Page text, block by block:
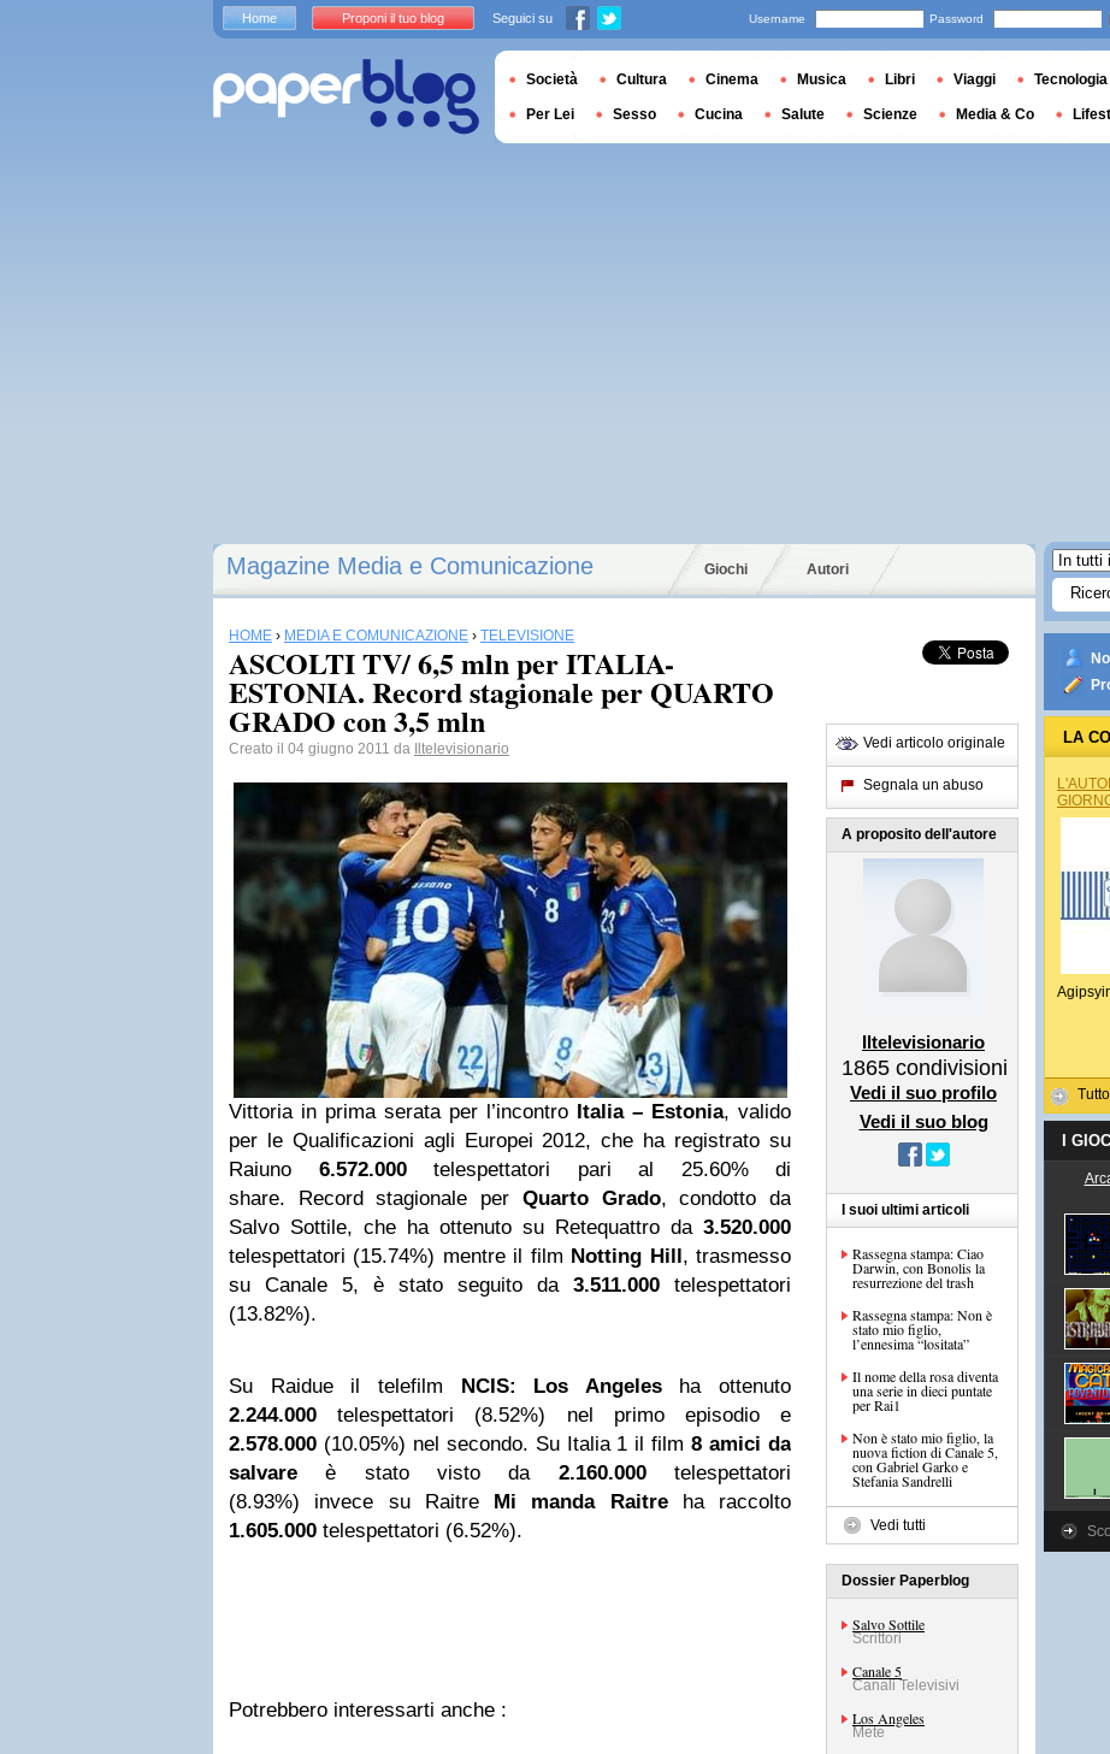
Magazine Media e Comunicazione Giochi Autori
HOME › MEDIA E COMUNICAZIONE › TELEVISIONE
ASCOLTI TV/ 6,5 mln per ITALIA-
ESTONIA. Record stagionale per QUARTO
GRADO con 3,5 mln
Creato il 04 giugno 2011 da Iltelevisionario
Vittoria in prima serata per l’incontro Italia – Estonia, valido
per le Qualificazioni agli Europei 2012, che ha registrato su
Raiuno 6.572.000telespettatori pari al 25.60% di
share. Record stagionale per Quarto Grado, condotto da
Salvo Sottile, che ha ottenuto su Retequattro da 3.520.000
telespettatori (15.74%) mentre il film Notting Hill, trasmesso
su Canale 5, è stato seguito da 3.511.000 telespettatori
(13.82%).
Su Raidue il telefilm NCIS: Los Angelesha ottenuto
2.244.000 telespettatori (8.52%) nel primo episodio e
2.578.000 (10.05%) nel secondo. Su Italia 1 il film 8amici da
salvare è stato visto da 2.160.000telespettatori
(8.93%) invece su Raitre Mi manda Raitreha raccolto
1.605.000 telespettatori (6.52%).
Potrebbero interessarti anche :
Vedi articolo originale
Segnala un abuso
A proposito dell'autore
Iltelevisionario
1865 condivisioni
Vedi il suo profilo
Vedi il suo blog
I suoi ultimi articoli
Rassegna stampa: Ciao
Darwin, con Bonolis la
resurrezione del trash
Rassegna stampa: Non è
stato mio figlio,
l’ennesima “lositata”
Il nome della rosa diventa
una serie in dieci puntate
per Rai1
Non è stato mio figlio, la
nuova fiction di Canale 5,
con Gabriel Garko e
Stefania Sandrelli
Vedi tutti
Dossier Paperblog
Salvo Sottile
Scrittori
Canale 5
Canali Televisivi
Los Angeles
Mete
LA
I
Home Proponi il tuo blog Seguici su Username Password
Società Cultura Cinema Musica Libri Viaggi Tecnologia
Per Lei Sesso Cucina Salute Scienze Media & Co